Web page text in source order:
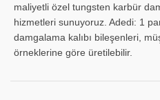
maliyetli özel tungsten karbür
hizmetleri sunuyoruz. Adedi: 1
damgalama kalıbı bileşenleri,
örneklerine göre üretilebilir.